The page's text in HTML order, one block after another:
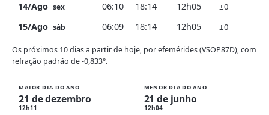
14/Ago sex 06:10 18:14 12h05 ±0
15/Ago sáb 06:09 18:14 12h05 ±0
Os próximos 10 dias a partir de hoje, por efemérides (VSOP87D), com
refração padrão de -0,833°.
MAIOR DIA DO ANO
21 de dezembro
12h11
MENOR DIA DO ANO
21 de junho
12h04